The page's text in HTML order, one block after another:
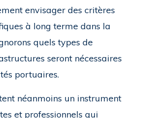
envisager des critères
à long terme dans la
quels types de
seront nécessaires
portuaires.
néanmoins un instrument
et professionnels qui